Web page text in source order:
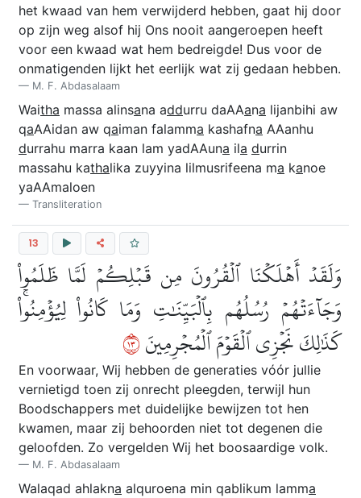
het kwaad van hem verwijderd hebben, gaat hij door
op zijn weg alsof hij Ons nooit aangeroepen heeft
voor een kwaad wat hem bedreigde! Dus voor de
onmatigenden lijkt het eerlijk wat zij gedaan hebben.
M. F. Abdasalaam
Waitha massa alinsana addurru daAAana lijanbihi aw
qaAAidan aw qaiman falamma kashafna AAanhu
durrahu marra kaan lam yadAAuna ila durrin
massahu kathalika zuyyina lilmusrifeena ma kanoe
yaAAmaloen
Transliteration
13
وَلَقَدۡ أَهۡلَكۡنَا ٱلۡقُرُونَ مِن قَبۡلِكُمۡ لَمَّا ظَلَمُواْ
وَجَآءَتۡهُمۡ رُسُلُهُم بِٱلۡبَيِّنَٰتِ وَمَا كَانُواْ لِيُؤۡمِنُواْۚ
كَذَٰلِكَ نَجۡزِي ٱلۡقَوۡمَ ٱلۡمُجۡرِمِينَ٣١
En voorwaar, Wij hebben de generaties vόόr jullie
vernietigd toen zij onrecht pleegden, terwijl hun
Boodschappers met duidelijke bewijzen tot hen
kwamen, maar zij behoorden niet tot degenen die
geloofden. Zo vergelden Wij het boosaardige volk.
M. F. Abdasalaam
Walaqad ahlakna alquroena min qablikum lamma